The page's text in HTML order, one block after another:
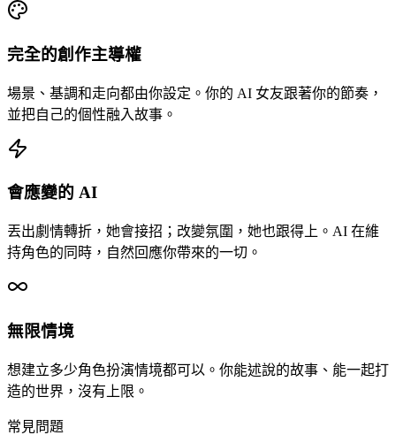
完全的創作主導權
場景、基調和走向都由你設定。你的 AI 女友跟著你的節奏，
並把自己的個性融入故事。
會應變的 AI
丟出劇情轉折，她會接招；改變氛圍，她也跟得上。AI 在維
持角色的同時，自然回應你帶來的一切。
無限情境
想建立多少角色扮演情境都可以。你能述說的故事、能一起打
造的世界，沒有上限。
常見問題